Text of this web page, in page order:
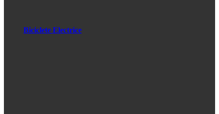
Biciclete Electrice